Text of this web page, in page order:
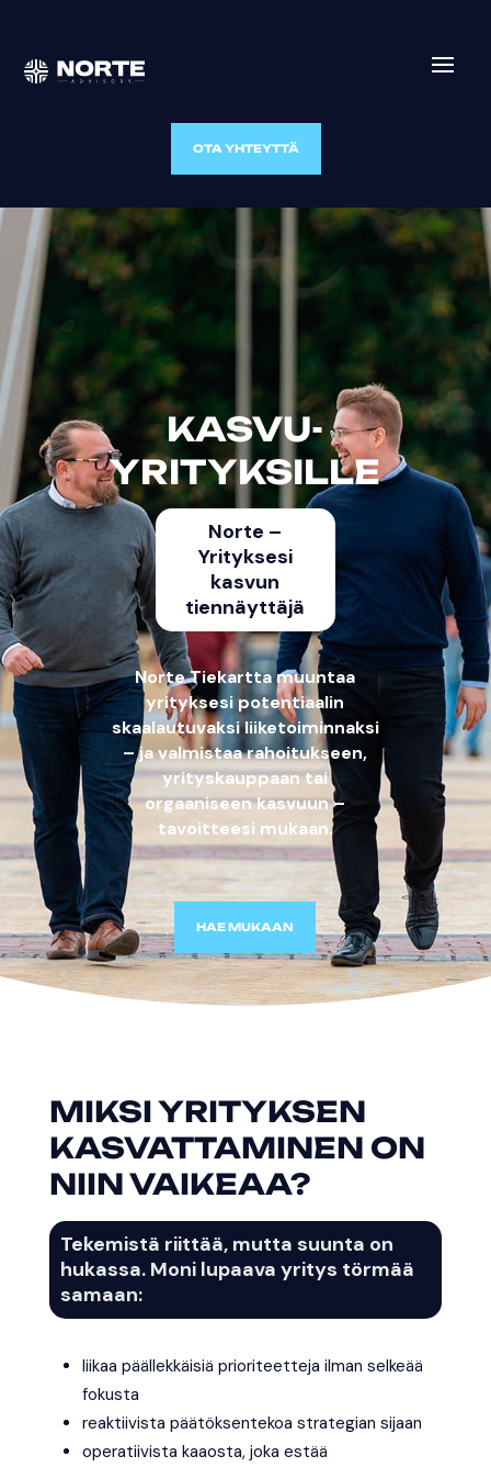
OTA YHTEYTTÄ
KASVU-
YRITYKSILLE
Norte –
Yrityksesi
kasvun
tiennäyttäjä
Norte Tiekartta muuntaa
yrityksesi potentiaalin
skaalautuvaksi liiketoiminnaksi
– ja valmistaa rahoitukseen,
yrityskauppaan tai
orgaaniseen kasvuun –
tavoitteesi mukaan.
HAE MUKAAN
MIKSI YRITYKSEN
KASVATTAMINEN ON
NIIN VAIKEAA?
Tekemistä riittää, mutta suunta on
hukassa. Moni lupaava yritys törmää
samaan:
liikaa päällekkäisiä prioriteetteja ilman selkeää
fokusta
reaktiivista päätöksentekoa strategian sijaan
operatiivista kaaosta, joka estää